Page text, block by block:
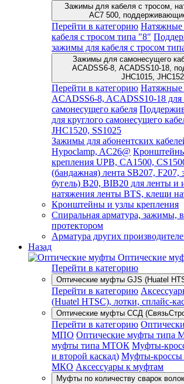
Зажимы для кабеля с тросом,
AC7 500,
Перейти в категорию Натяжные
кабеля с тросом типа "8"
зажимы для кабеля с тросом
Зажимы для самонесущего
ACADSS6-8, ACADSS10-18,
JHC1015,
Перейти в категорию Натяжные
ACADSS6-8, ACADSS10-18 для
самонесущего кабеля
для круглого самонесущего
JHC1520, SS1025
Зажимы для абонентских
Hypoclamp, AC26@
крепления UPB, CA1500,
(бандажная) лента SB207, F207,
бугель) B20, BIB20 для ленты и
натяжения ленты BTS, клещи
Кронштейны и узлы крепления
Спиральная арматура, зажимы,
протектором
Арматура других
Назад
Оптические
Перейти в категорию
Оптические муфты GJS (Huatel
Перейти в категорию
(Huatel HTSC), лотки, сплайс-
Оптические муфты ССД
Перейти в категорию
МПО Оптические муфты типа
муфты типа МТОК Муфты-
и второй каскад) Муфты-кроссы
МКО Аксессуары к муфтам
Муфты по количеству сварок